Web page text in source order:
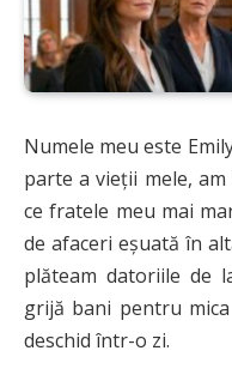
Numele meu este
parte a vieții mele,
ce fratele meu mai
de afaceri eșuată în
plăteam datoriile de
grijă bani pentru
deschid într-o zi.